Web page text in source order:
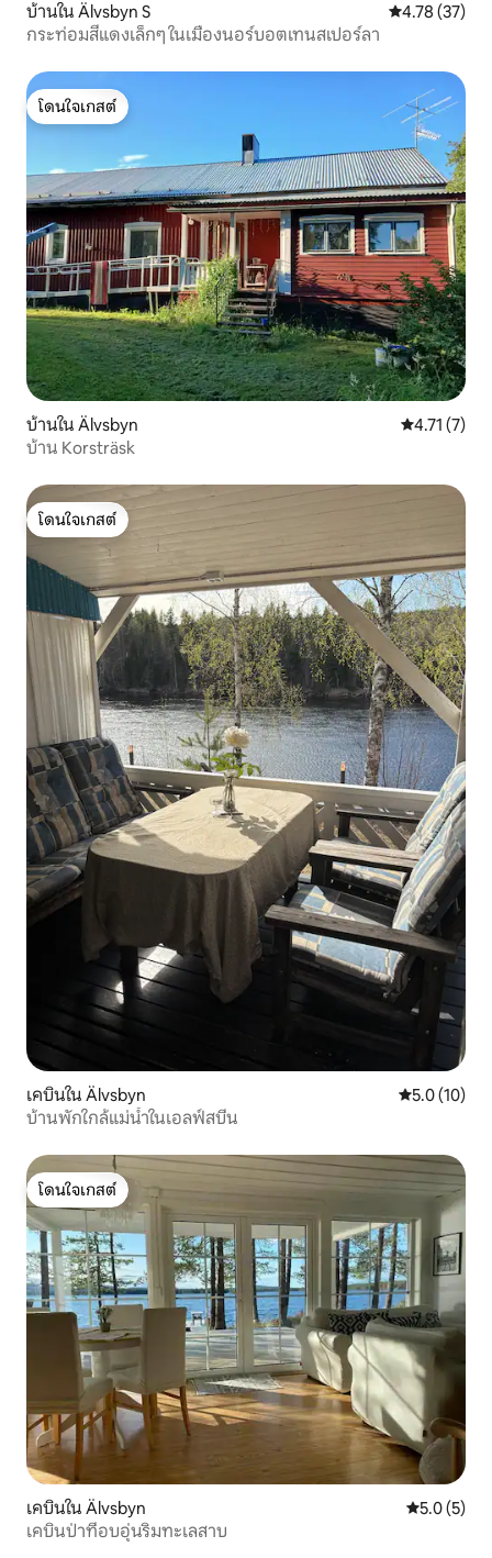
บ้านใน Älvsbyn S คะแนนเฉลี่ย
4.78 (37)
กระท่อมสีแดงเล็กๆ ในเมืองนอร์บอตเทนสเปอร์ลา
โดนใจเกสต์
โดนใจเกสต์
บ้านใน Älvsbyn คะแนนเฉลี่ย
4.71 (7)
บ้าน Korsträsk
โดนใจเกสต์
โดนใจเกสต์
เคบินใน Älvsbyn คะแนนเฉลี่ย
5.0 (10)
บ้านพักใกล้แม่น้ำในเอลฟ์สบีน
โดนใจเกสต์
โดนใจเกสต์
เคบินใน Älvsbyn คะแนนเฉลี่
5.0 (5)
เคบินป่าที่อบอุ่นริมทะเลสาบ